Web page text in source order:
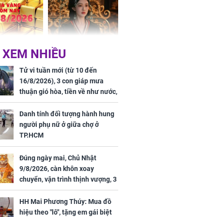
sáng
nay,
2026: Tăng
triệu
'Bách Hoa Sát' vừa kết
thúc, Mạnh Tử Nghĩa
đã vướng tranh luận
cuối
lịch, 3 con
phát Tài
trăm bề,
Phượng
trọn cơ
NHIỀU
Tử vi tuần mới (từ 10 đến
16/8/2026), 3 con giáp mưa
thuận gió hòa, tiền về như nước,
bạc vàng dư dả, Phú Quý Vinh
Hoa, vận trình khai sáng
Danh tính đối tượng hành hung
người phụ nữ ở giữa chợ ở
TP.HCM
Đúng ngày mai, Chủ Nhật
9/8/2026, càn khôn xoay
chuyển, vận trình thịnh vượng, 3
con giáp nhận phúc khí nhà trời,
tình tiền đỏ như son, vận may
hanh thông
HH Mai Phương Thúy: Mua đồ
hiệu theo "lô", tặng em gái biệt